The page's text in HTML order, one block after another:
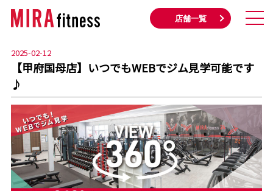
店舗一覧
2025-02-12
【甲府国母店】いつでもWEBでジム見学可能です
♪